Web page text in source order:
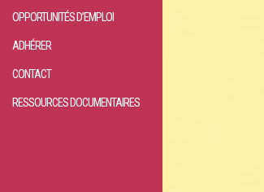
OPPORTUNITÉS D’EMPLOI
ADHÉRER
CONTACT
RESSOURCES DOCUMENTAIRES